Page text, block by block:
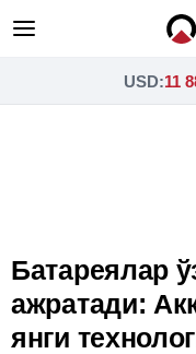
USD:11
Батареялар
ажратади:
янги